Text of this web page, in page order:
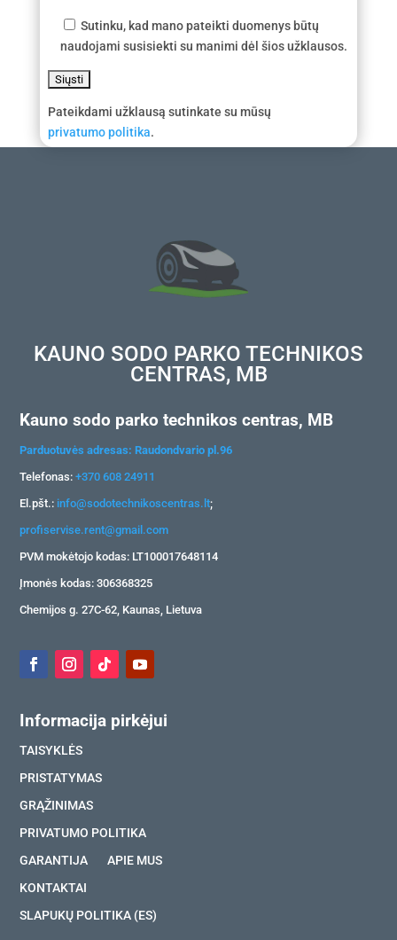
Sutinku, kad mano pateikti duomenys būtų
naudojami susisiekti su manimi dėl šios užklausos.
Pateikdami užklausą sutinkate su mūsų
privatumo politika.
KAUNO SODO PARKO TECHNIKOS
CENTRAS, MB
Kauno sodo parko technikos centras, MB
Parduotuvės adresas: Raudondvario pl.96
Telefonas:+370 608 24911
El.pšt.: info@sodotechnikoscentras.lt;
profiservise.rent@gmail.com
PVM mokėtojo kodas: LT100017648114
Įmonės kodas: 306368325
Chemijos g. 27C-62, Kaunas, Lietuva
Informacija pirkėjui
TAISYKLĖS
PRISTATYMAS
GRĄŽINIMAS
PRIVATUMO POLITIKA
GARANTIJA
APIE MUS
KONTAKTAI
SLAPUKŲ POLITIKA (ES)